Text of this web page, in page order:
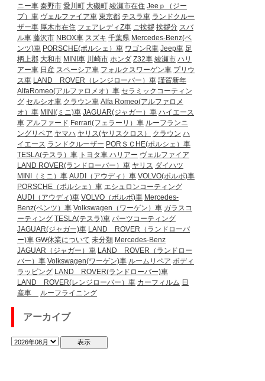
ニー車 秦野市 愛川町 大磯町 綾瀬市在住 Jeeｐ（ジー
プ）車 ヴェルファイア車 東京都 テスラ車 ランドクルー
ザー車 厚木市在住 フェアレディZ車 ご挨拶 挨拶分 スバ
ル車 藤沢市 NBOX車 スズキ 千葉県 Mercedes-Benz(ベ
ンツ)車 PORSCHE(ポルシェ）車 ワゴンR車 Jeep車 足
柄上郡 大和市 MINI車 川崎市 ホンダ Z32車 綾瀬市 ハリ
アー車 日産 スペーシア車 フォルクスワーゲン車 プリウ
ス車 LAND ROVER（レンジローバー）車 謹賀新年
AlfaRomeo(アルファロメオ）車 セラミックコーティン
グ セルシオ車 クラウン車 Alfa Romeo(アルファロメ
オ）車 MINI(ミニ)車 JAGUAR(ジャガー）車 ハイエース
車 アルファード Ferrari(フェラーリ）車 ルーフランニ
ングリペア ヤマハ ヤリス(ヤリスクロス） クラウン ハ
イエース ランドクルーザー PORＳＣHE(ポルシェ）車
TESLA(テスラ）車 トヨタ車 ハリアー ヴェルファイア
LAND ROVER(ランドローバー）車 ヤリス ダイハツ
MINI（ミニ）車 AUDI（アウディ）車 VOLVO(ボルボ)車
PORSCHE（ポルシェ）車 エシュロンコーティング
AUDI（アウディ)車 VOLVO（ボルボ)車 Mercedes-
Benz(ベンツ）車 Volkswagen（ワーゲン）車 ガラスコ
ーティング TESLA(テスラ)車 パーツコーティング
JAGUAR(ジャガー)車 LAND ROVER（ランドローバ
ー)車 GW休業について 未分類 Mercedes-Benz
JAGUAR（ジャガー）車 LAND ROVER（ランドロー
バー）車 Volkswagen(ワーゲン)車 ルームリペア ボディ
ラッピング LAND ROVER(ランドローバー)車
LAND ROVER(レンジローバー）車 カーフィルム 日
産車
ルーフライニング
アーカイブ